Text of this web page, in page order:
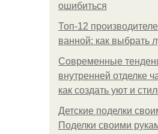
ошибиться
Топ-12
ванной: как выбрать
Современные
внутренней отделке
как создать уют и
Детские поделки
Поделки своими